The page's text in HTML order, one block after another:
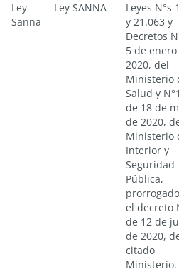
Ley
Sanna
Ley SANNA
Leyes N°s
y 21.063 y
Decretos
5 de
2020, del
Ministerio
Salud y
de 18 de
de 2020,
Ministerio
Interior y
Seguridad
Pública,
el decreto
de 12 de
de 2020,
citado
Ministerio.